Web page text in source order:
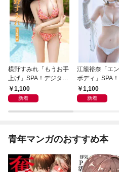
横野すみれ「もうお手
上げ」SPA！デジタル
写真集
1,100
新着
江籠裕奈「エ
ボディ」SPA！
ル写真集
1,100
新着
青年マンガのおすすめ本